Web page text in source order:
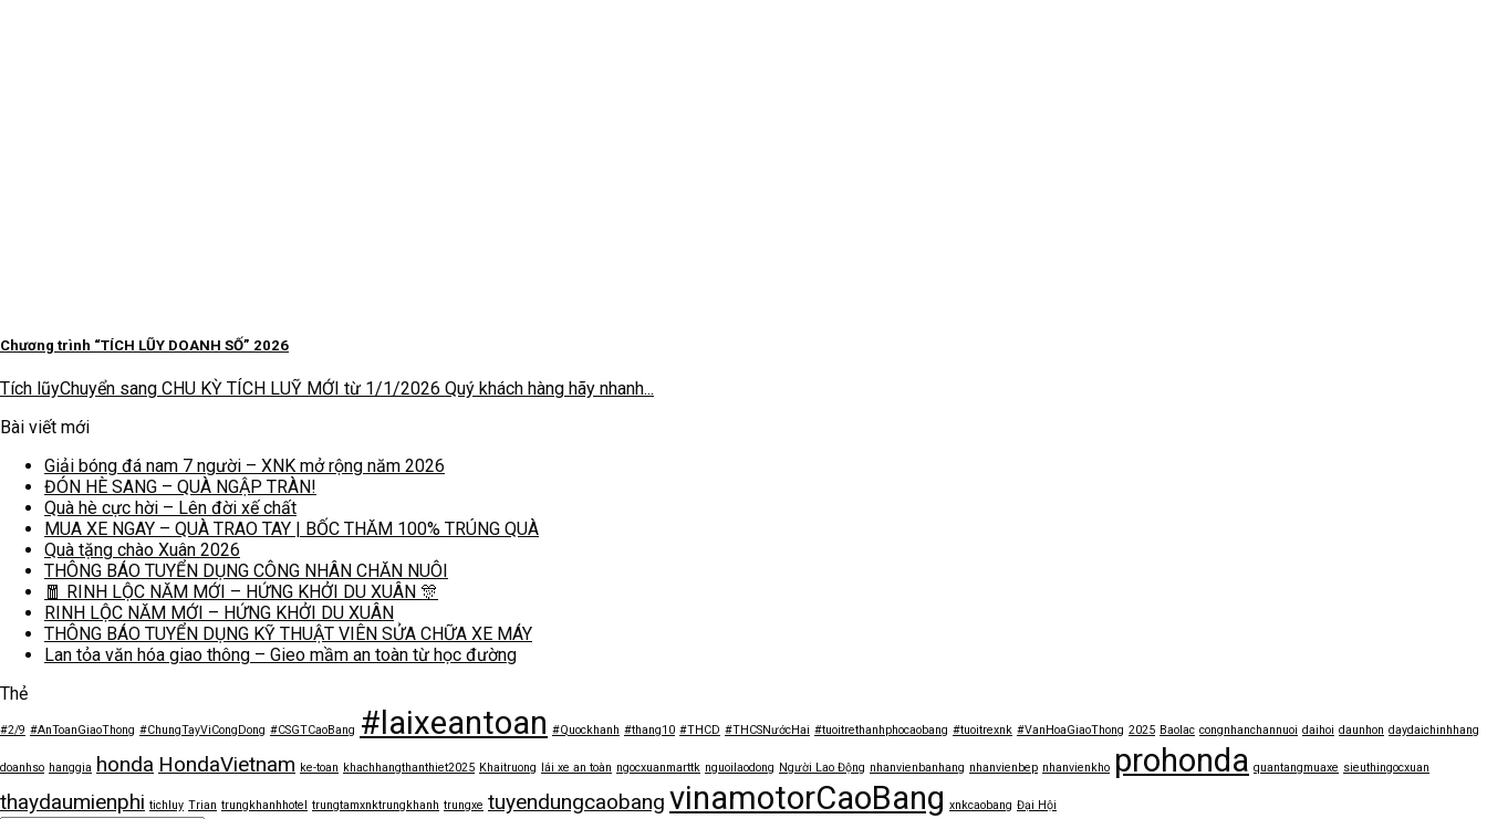
Chương trình “TÍCH LŨY DOANH SỐ” 2026
Tích lũyChuyển sang CHU KỲ TÍCH LUỸ MỚI từ 1/1/2026 Quý khách hàng hãy nhanh...
Bài viết mới
Giải bóng đá nam 7 người – XNK mở rộng năm 2026
ĐÓN HÈ SANG – QUÀ NGẬP TRÀN!
Quà hè cực hời – Lên đời xế chất
MUA XE NGAY – QUÀ TRAO TAY | BỐC THĂM 100% TRÚNG QUÀ
Quà tặng chào Xuân 2026
THÔNG BÁO TUYỂN DỤNG CÔNG NHÂN CHĂN NUÔI
🧧 RINH LỘC NĂM MỚI – HỨNG KHỞI DU XUÂN 🎊
RINH LỘC NĂM MỚI – HỨNG KHỞI DU XUÂN
THÔNG BÁO TUYỂN DỤNG KỸ THUẬT VIÊN SỬA CHỮA XE MÁY
Lan tỏa văn hóa giao thông – Gieo mầm an toàn từ học đường
Thẻ
#2/9 #AnToanGiaoThong #ChungTayViCongDong #CSGTCaoBang #laixeantoan #Quockhanh #thang10 #THCD #THCSNướcHai #tuoitrethanhphocaobang #tuoitrexnk #VanHoaGiaoThong 2025 Baolac congnhanchannuoi daihoi daunhon daydaichinhhang
doanhso hanggia honda HondaVietnam ke-toan khachhangthanthiet2025 Khaitruong lái xe an toàn ngocxuanmarttk nguoilaodong Người Lao Động nhanvienbanhang nhanvienbep nhanvienkho prohonda quantangmuaxe sieuthingocxuan
thaydaumienphi tichluy Trian trungkhanhhotel trungtamxnktrungkhanh trungxe tuyendungcaobang vinamotorCaoBang xnkcaobang Đại Hội